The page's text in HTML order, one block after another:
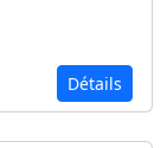
Détails